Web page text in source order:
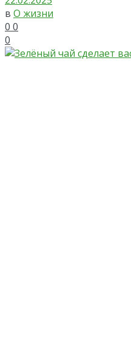
в О жизни
0 0
0